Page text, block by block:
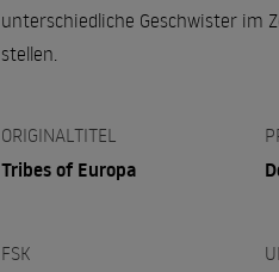
unterschiedliche Geschwister im
stellen.
ORIGINALTITEL
Tribes of Europa
FSK